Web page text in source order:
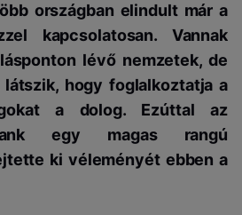
országban elindult már a
kapcsolatosan. Vannak
lévő nemzetek, de
hogy foglalkoztatja a
a dolog. Ezúttal az
egy magas rangú
ki véleményét ebben a